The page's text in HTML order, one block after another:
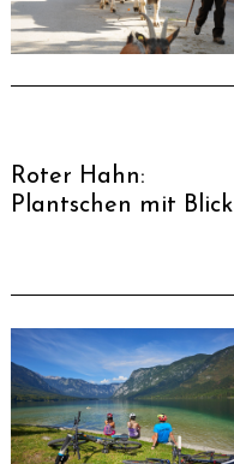
Roter Hahn:
Plantschen mit Blick